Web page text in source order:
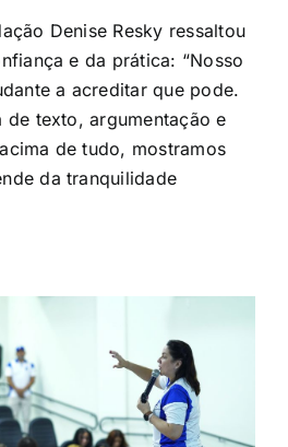
Denise Resky ressaltou
e da prática: “Nosso
a acreditar que pode.
de texto, argumentação e
de tudo, mostramos
da tranquilidade